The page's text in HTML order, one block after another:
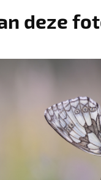
deze